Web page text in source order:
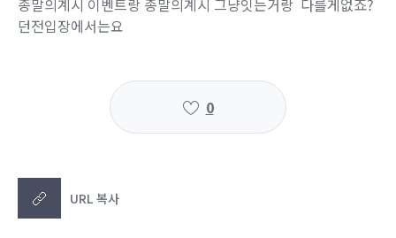
종말의계시 이벤트랑 종말의계시 그냥잇는거랑 다를게없죠?
던전입장에서는요
0
URL 복사